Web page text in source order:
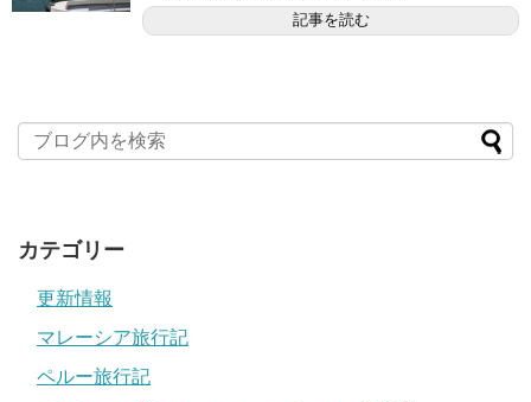
記事を読む
カテゴリー
更新情報
マレーシア旅行記
ペルー旅行記